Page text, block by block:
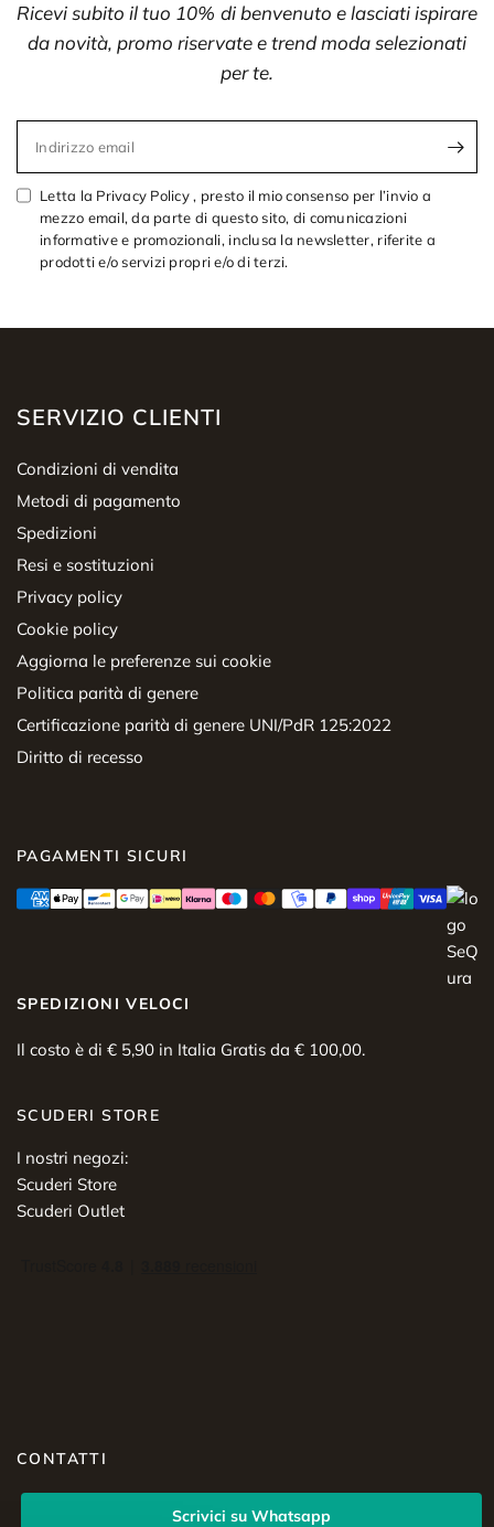
Ricevi subito il tuo 10% di benvenuto e lasciati ispirare
da novità, promo riservate e trend moda selezionati
per te.
Indirizzo email
Letta la Privacy Policy , presto il mio consenso per l’invio a
mezzo email, da parte di questo sito, di comunicazioni
informative e promozionali, inclusa la newsletter, riferite a
prodotti e/o servizi propri e/o di terzi.
SERVIZIO CLIENTI
Condizioni di vendita
Metodi di pagamento
Spedizioni
Resi e sostituzioni
Privacy policy
Cookie policy
Aggiorna le preferenze sui cookie
Politica parità di genere
Certificazione parità di genere UNI/PdR 125:2022
Diritto di recesso
PAGAMENTI SICURI
SPEDIZIONI VELOCI
Il costo è di € 5,90 in Italia Gratis da € 100,00.
SCUDERI STORE
I nostri negozi:
Scuderi Store
Scuderi Outlet
CONTATTI
Scrivici su Whatsapp